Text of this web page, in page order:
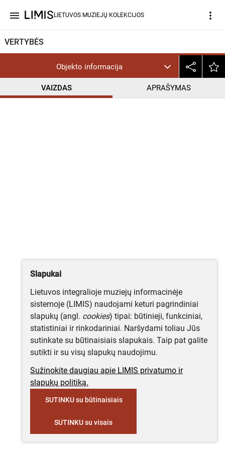
menu LIETUVOS MUZIEJŲ KOLEKCIJOS more_vert
VERTYBĖS
Objekto informacija
VAIZDAS APRAŠYMAS
Slapukai
Lietuvos integralioje muziejų informacinėje
sistemoje (LIMIS) naudojami keturi pagrindiniai
slapukų (angl. cookies) tipai: būtinieji, funkciniai,
statistiniai ir rinkodariniai. Naršydami toliau Jūs
sutinkate su būtinaisiais slapukais. Taip pat galite
sutikti ir su visų slapukų naudojimu.
Sužinokite daugiau apie LIMIS privatumo ir
slapukų politiką.
SUTINKU su būtinaisiais
SUTINKU su visais